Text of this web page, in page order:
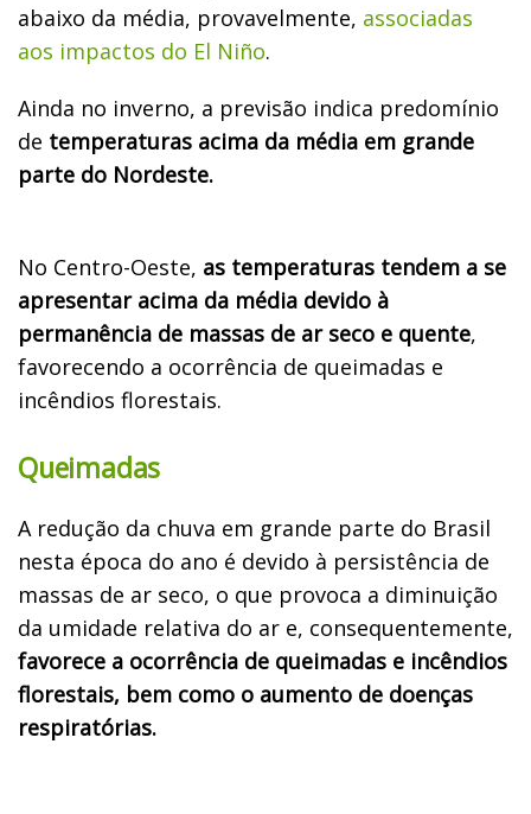
abaixo da média, provavelmente, associadas
aos impactos do El Niño.
Ainda no inverno, a previsão indica predomínio
de temperaturas acima da média em grande
parte do Nordeste.
No Centro-Oeste, as temperaturas tendem a se
apresentar acima da média devido à
permanência de massas de ar seco e quente,
favorecendo a ocorrência de queimadas e
incêndios florestais.
Queimadas
A redução da chuva em grande parte do Brasil
nesta época do ano é devido à persistência de
massas de ar seco, o que provoca a diminuição
da umidade relativa do ar e, consequentemente,
favorece a ocorrência de queimadas e incêndios
florestais, bem como o aumento de doenças
respiratórias.